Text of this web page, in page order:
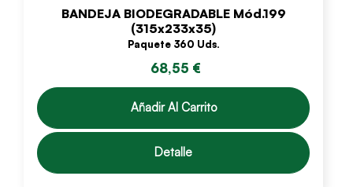
BANDEJA BIODEGRADABLE Mód.199
(315x233x35)
Paquete 360 Uds.
68,55 €
Añadir Al Carrito
Detalle